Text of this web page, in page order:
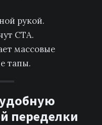
рукой.
CTA.
массовые
тапы.
переделки